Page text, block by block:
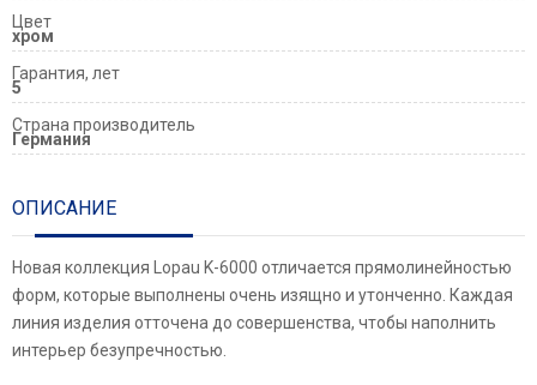
Цвет
хром
Гарантия, лет
5
Страна производитель
Германия
ОПИСАНИЕ
Новая коллекция Lopau K-6000 отличается прямолинейностью
форм, которые выполнены очень изящно и утонченно. Каждая
линия изделия отточена до совершенства, чтобы наполнить
интерьер безупречностью.